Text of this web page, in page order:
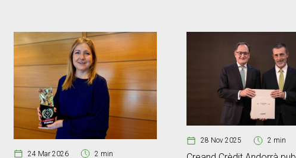
24 Mar 2026 2 min
28 Nov 2025 2 min